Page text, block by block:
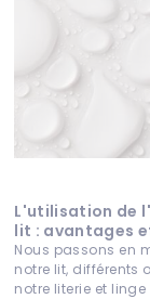
L'utilisation de
lit : avantages
Nous passons en
notre lit, différents
notre literie et linge